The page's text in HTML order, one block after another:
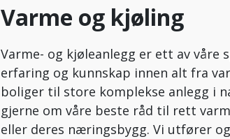
Varme og kjøling
Varme- og kjøleanlegg er ett av våre
erfaring og kunnskap innen alt fra
boliger til store komplekse anlegg i
gjerne om våre beste råd til rett
eller deres næringsbygg. Vi utfører